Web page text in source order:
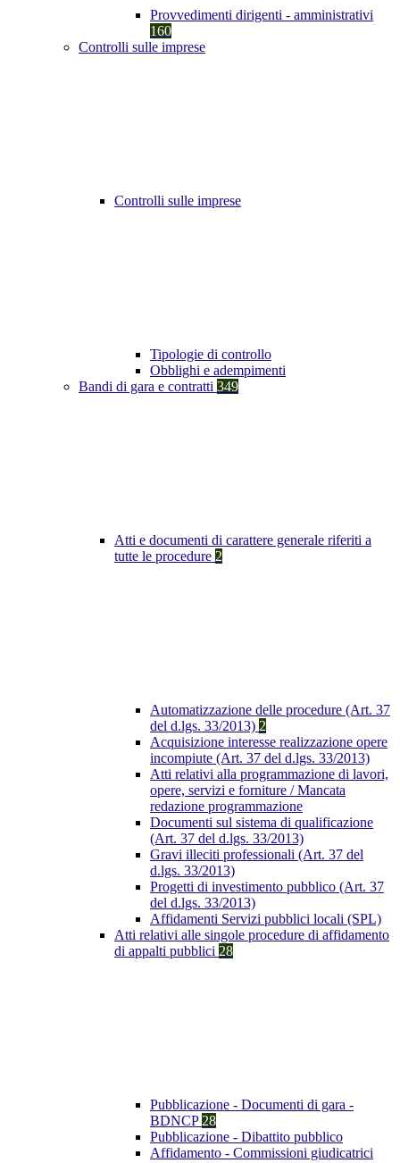
Provvedimenti dirigenti - amministrativi
160
Controlli sulle imprese
Controlli sulle imprese
Tipologie di controllo
Obblighi e adempimenti
Bandi di gara e contratti 349
Atti e documenti di carattere generale riferiti a
tutte le procedure 2
Automatizzazione delle procedure (Art. 37
del d.lgs. 33/2013) 2
Acquisizione interesse realizzazione opere
incompiute (Art. 37 del d.lgs. 33/2013)
Atti relativi alla programmazione di lavori,
opere, servizi e forniture / Mancata
redazione programmazione
Documenti sul sistema di qualificazione
(Art. 37 del d.lgs. 33/2013)
Gravi illeciti professionali (Art. 37 del
d.lgs. 33/2013)
Progetti di investimento pubblico (Art. 37
del d.lgs. 33/2013)
Affidamenti Servizi pubblici locali (SPL)
Atti relativi alle singole procedure di affidamento
di appalti pubblici 28
Pubblicazione - Documenti di gara -
BDNCP 28
Pubblicazione - Dibattito pubblico
Affidamento - Commissioni giudicatrici